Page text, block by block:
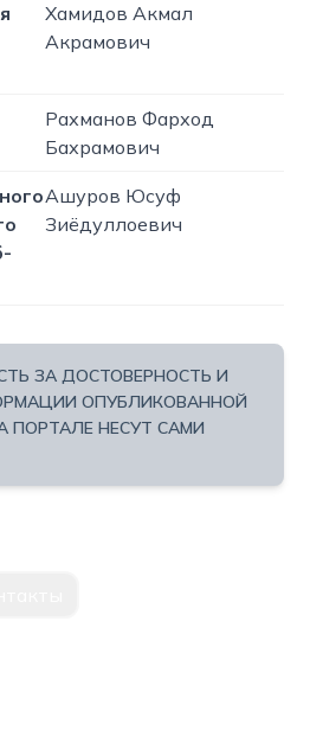
Хамидов Акмал
Акрамович
Рахманов Фарход
Бахрамович
Ашуров Юсуф
Зиёдуллоевич
ЗА ДОСТОВЕРНОСТЬ И
ОПУБЛИКОВАННОЙ
ПОРТАЛЕ НЕСУТ САМИ